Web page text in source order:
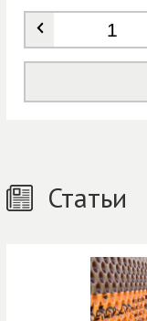
Статьи
Количество